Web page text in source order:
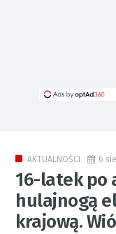
AKTUALNOŚCI 6
16-latek po
hulajnogą
krajową.